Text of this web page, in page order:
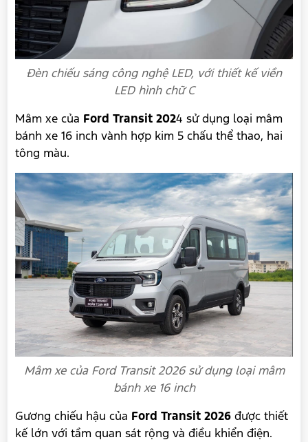
Đèn chiếu sáng công nghệ LED, với thiết kế viền
LED hình chữ C
Mâm xe của Ford Transit 2024 sử dụng loại mâm
bánh xe 16 inch vành hợp kim 5 chấu thể thao, hai
tông màu.
Mâm xe của Ford Transit 2026 sử dụng loại mâm
bánh xe 16 inch
Gương chiếu hậu của Ford Transit 2026 được thiết
kế lớn với tầm quan sát rộng và điều khiển điện.